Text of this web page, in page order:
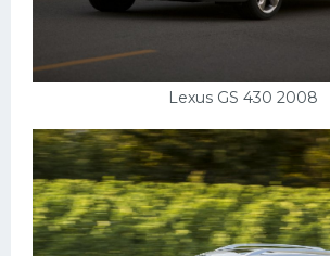
Lexus GS 430 2008